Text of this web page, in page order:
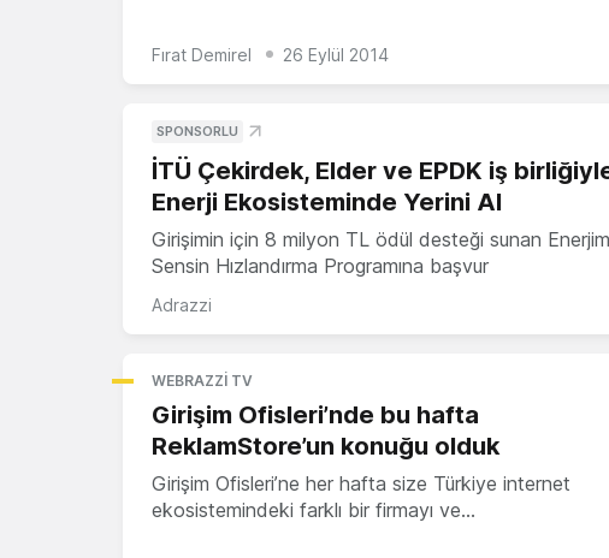
Fırat Demirel 26 Eylül 2014
SPONSORLU
İTÜ Çekirdek, Elder ve EPDK iş
Enerji Ekosisteminde Yerini Al
Girişimin için 8 milyon TL ödül desteği sunan Enerjim
Sensin Hızlandırma Programına başvur
Adrazzi
WEBRAZZI TV
Girişim Ofisleri’nde bu hafta
ReklamStore’un konuğu olduk
Girişim Ofisleri’ne her hafta size Türkiye internet
ekosistemindeki farklı bir firmayı ve…